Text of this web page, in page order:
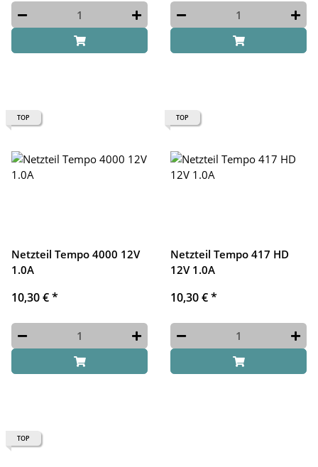
TOP
Netzteil Tempo 4000 12V
1.0A
10,30 €*
TOP
Netzteil Tempo 417 HD
12V 1.0A
10,30 €*
TOP